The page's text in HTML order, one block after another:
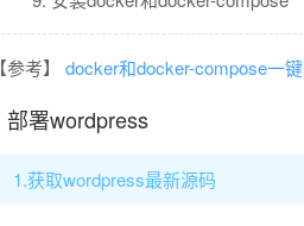
【参考】 docker和docker-compose一
部署wordpress
1.获取wordpress最新源码